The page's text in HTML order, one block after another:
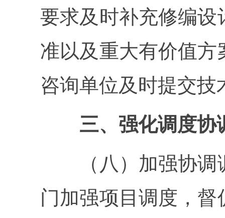
要求及时补充修编
准以及重大有价值
咨询单位及时提交技
三、强化调度协
（八）加强协调
门加强项目调度，